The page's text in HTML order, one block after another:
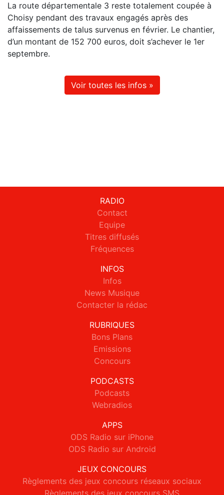
La route départementale 3 reste totalement coupée à
Choisy pendant des travaux engagés après des
affaissements de talus survenus en février. Le chantier,
d’un montant de 152 700 euros, doit s’achever le 1er
septembre.
Voir toutes les infos »
RADIO
Contact
Equipe
Titres diffusés
Fréquences
INFOS
Infos
News Musique
Contacter la rédac
RUBRIQUES
Bons Plans
Emissions
Concours
PODCASTS
Podcasts
Webradios
APPS
ODS Radio sur iPhone
ODS Radio sur Android
JEUX CONCOURS
Règlements des jeux concours réseaux sociaux